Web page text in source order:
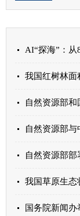
我国红树林面
我国草原生态